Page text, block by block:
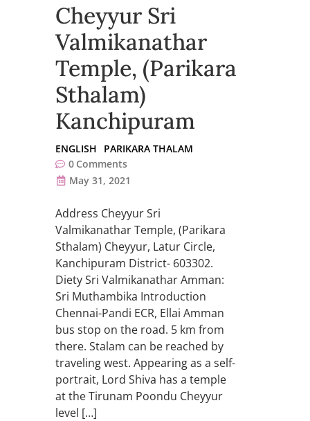
Cheyyur Sri
Valmikanathar
Temple, (Parikara
Sthalam)
Kanchipuram
ENGLISH
PARIKARA THALAM
0 Comments
May 31, 2021
Address Cheyyur Sri
Valmikanathar Temple, (Parikara
Sthalam) Cheyyur, Latur Circle,
Kanchipuram District- 603302.
Diety Sri Valmikanathar Amman:
Sri Muthambika Introduction
Chennai-Pandi ECR, Ellai Amman
bus stop on the road. 5 km from
there. Stalam can be reached by
traveling west. Appearing as a self-
portrait, Lord Shiva has a temple
at the Tirunam Poondu Cheyyur
level […]